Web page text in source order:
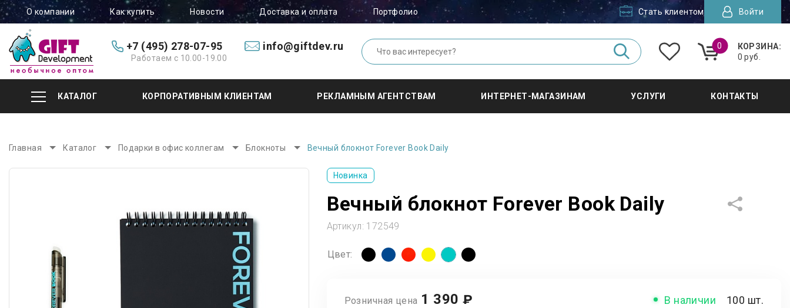
О компании Как купить Новости Доставка и оплата Портфолио Стать клиентом Войти
+7 (495) 278-07-95
Работаем с 10.00-19.00
info@giftdev.ru 0
КОРЗИНА:
0 руб.
КАТАЛОГ КОРПОРАТИВНЫМ КЛИЕНТАМ РЕКЛАМНЫМ АГЕНТСТВАМ ИНТЕРНЕТ-МАГАЗИНАМ УСЛУГИ КОНТАКТЫ
Главная Каталог Подарки в офис коллегам Блокноты Вечный блокнот Forever Book Daily
Новинка
Вечный блокнот Forever Book Daily
Артикул: 172549
Цвет:
Розничная цена 1 390 ₽ В наличии 100 шт.